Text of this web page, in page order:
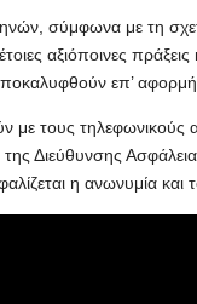
σύμφωνα με τη
αξιόποινες πράξεις
επ’
με τους
Διεύθυνσης
η ανωνυμία και